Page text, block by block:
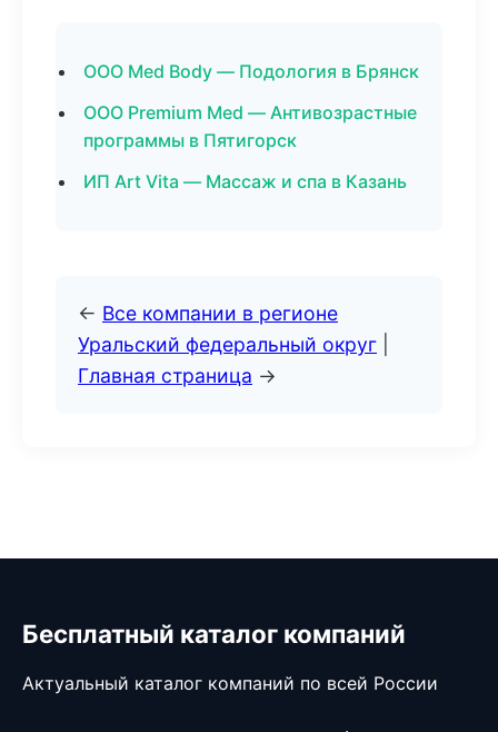
ООО Med Body — Подология в Брянск
ООО Premium Med — Антивозрастные
программы в Пятигорск
ИП Art Vita — Массаж и спа в Казань
← Все компании в регионе
Уральский федеральный округ
Главная страница →
Бесплатный каталог компаний
Актуальный каталог компаний по всей России